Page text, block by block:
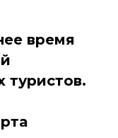
время
туристов.